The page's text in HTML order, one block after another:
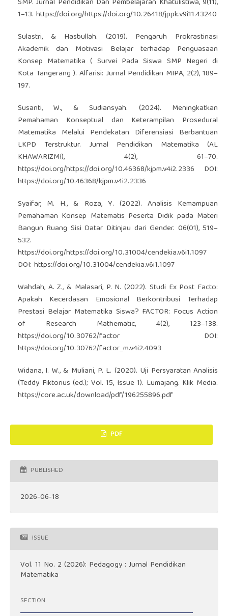
1–13. https://doi.org/https://doi.org/10.26418/jppk.v9i11.43240
Sulastri, & Hasbullah. (2019). Pengaruh Prokrastinasi
Akademik dan Motivasi Belajar terhadap Penguasaan
Konsep Matematika ( Survei Pada Siswa SMP Negeri di
Kota Tangerang ). Alfarisi: Jurnal Pendidikan MIPA, 2(2), 189–
197.
Susanti, W., & Sudiansyah. (2024). Meningkatkan
Pemahaman Konseptual dan Keterampilan Prosedural
Matematika Melalui Pendekatan Diferensiasi Berbantuan
LKPD Terstruktur. Jurnal Pendidikan Matematika (AL
KHAWARIZMI), 4(2), 61–70.
https://doi.org/https://doi.org/10.46368/kjpm.v4i2.2336 DOI:
https://doi.org/10.46368/kjpm.v4i2.2336
Syaifar, M. H., & Roza, Y. (2022). Analisis Kemampuan
Pemahaman Konsep Matematis Peserta Didik pada Materi
Bangun Ruang Sisi Datar Ditinjau dari Gender. 06(01), 519–
532.
https://doi.org/https://doi.org/10.31004/cendekia.v6i1.1097
DOI: https://doi.org/10.31004/cendekia.v6i1.1097
Wahdah, A. Z., & Malasari, P. N. (2022). Studi Ex Post Facto:
Apakah Kecerdasan Emosional Berkontribusi Terhadap
Prestasi Belajar Matematika Siswa? FACTOR: Focus Action
of Research Mathematic, 4(2), 123–138.
https://doi.org/10.30762/factorDOI:
https://doi.org/10.30762/factor_m.v4i2.4093
Widana, I. W., & Muliani, P. L. (2020). Uji Persyaratan Analisis
(Teddy Fiktorius (ed.); Vol. 15, Issue 1). Lumajang. Klik Media.
https://core.ac.uk/download/pdf/196255896.pdf
PDF
PUBLISHED
2026-06-18
ISSUE
Vol. 11 No. 2 (2026): Pedagogy : Jurnal Pendidikan
Matematika
SECTION